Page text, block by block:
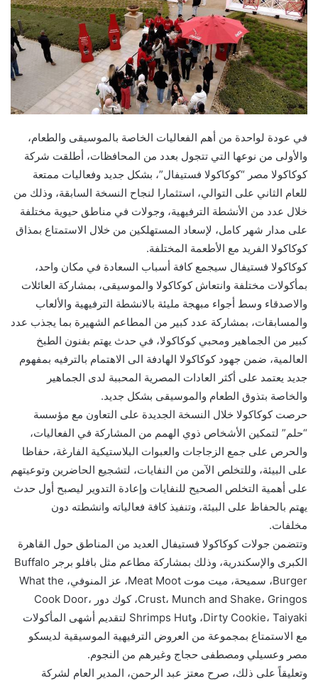
في عودة لواحدة من أهم الفعاليات الخاصة بالموسيقى والطعام،
والأولى من نوعها التي تتجول بعدد من المحافظات، أطلقت شركة
كوكاكولا مصر “كوكاكولا فستيفال”، بشكل جديد وفعاليات ممتعة
للعام الثاني على التوالي، استثمارا لنجاح النسخة السابقة، وذلك من
خلال عدد من الأنشطة الترفيهية، وجولات في مناطق حيوية مختلفة
على مدار شهر كامل، لإسعاد المستهلكين من خلال الاستمتاع بمذاق
كوكاكولا الفريد مع الأطعمة المختلفة.
كوكاكولا فستيفال سيجمع كافة أسباب السعادة في مكان واحد،
بمأكولات مختلفة وانتعاش كوكاكولا والموسيقى، بمشاركة العائلات
والاصدقاء وسط أجواء مبهجة مليئة بالانشطة الترفيهية والألعاب
والمسابقات، بمشاركة عدد كبير من المطاعم الشهيرة بما يجذب عدد
كبير من الجماهير ومحبي كوكاكولا، في حدث يهتم بفنون الطبخ
العالمية، ضمن جهود كوكاكولا الهادفة الى الاهتمام بالترفيه بمفهوم
جديد يعتمد على أكثر العادات المصرية المحببة لدى الجماهير
والخاصة بتذوق الطعام والموسيقى بشكل جديد.
حرصت كوكاكولا خلال النسخة الجديدة على التعاون مع مؤسسة
“حلم” لتمكين الأشخاص ذوي الهمم من المشاركة في الفعاليات،
والحرص على جمع الزجاجات والعبوات البلاستيكية الفارغة، حفاظا
على البيئة، وللتخلص الآمن من النفايات، لتشجيع الحاضرين وتوعيتهم
على أهمية التخلص الصحيح للنفايات وإعادة التدوير ليصبح أول حدث
يهتم بالحفاظ على البيئة، وتنفيذ كافة فعالياته وانشطته دون
مخلفات.
وتتضمن جولات كوكاكولا فستيفال العديد من المناطق حول القاهرة
الكبرى والإسكندرية، وذلك بمشاركة مطاعم مثل بافلو برجر Buffalo
Burger، سميحة، ميت موت Meat Moot، عز المنوفي، What the
Crust، Munch and Shake، Gringos، كوك دور Cook Door،
Dirty Cookie، Taiyaki، وShrimps Hut لتقديم أشهى المأكولات
مع الاستمتاع بمجموعة من العروض الترفيهية الموسيقية لديسكو
مصر وعسيلي ومصطفى حجاج وغيرهم من النجوم.
وتعليقاً على ذلك، صرح معتز عبد الرحمن، المدير العام لشركة